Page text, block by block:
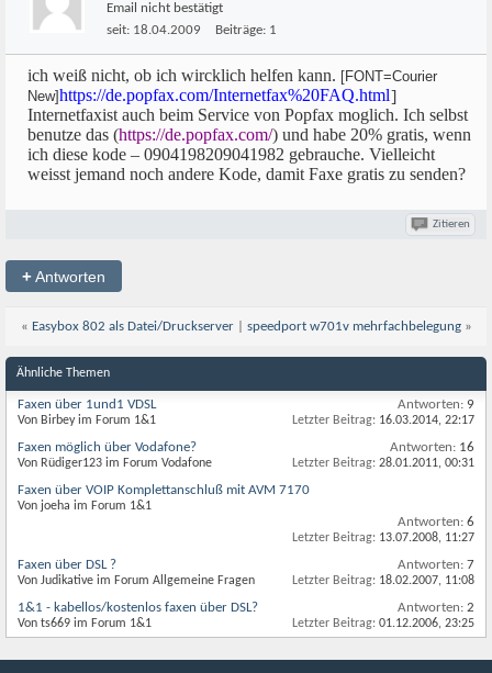
Email nicht bestätigt
seit: 18.04.2009 Beiträge: 1
ich weiß nicht, ob ich wircklich helfen kann. [FONT=Courier
New]https://de.popfax.com/Internetfax%20FAQ.html
Internetfaxist auch beim Service von Popfax moglich. Ich selbst
benutze das (https://de.popfax.com/) und habe 20% gratis, wenn
ich diese kode – 0904198209041982 gebrauche. Vielleicht
weisst jemand noch andere Kode, damit Faxe gratis zu senden?
Zitieren
+Antworten
« Easybox 802 als Datei/Druckserver| speedport w701v mehrfachbelegung »
Ähnliche Themen
Faxen über 1und1 VDSL
Von Birbey im Forum 1&1
Antworten: 9
Letzter Beitrag: 16.03.2014, 22:17
Faxen möglich über Vodafone?
Von Rüdiger123 im Forum Vodafone
Antworten: 16
Letzter Beitrag: 28.01.2011, 00:31
Faxen über VOIP Komplettanschluß mit AVM 7170
Von joeha im Forum 1&1
Antworten: 6
Letzter Beitrag: 13.07.2008, 11:27
Faxen über DSL ?
Von Judikative im Forum Allgemeine Fragen
Antworten: 7
Letzter Beitrag: 18.02.2007, 11:08
1&1 - kabellos/kostenlos faxen über DSL?
Von ts669 im Forum 1&1
Antworten: 2
Letzter Beitrag: 01.12.2006, 23:25